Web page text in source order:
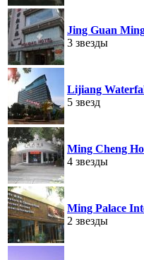
Jing Guan
3 звезды
Lijiang
5 звезд
Ming Cheng
4 звезды
Ming Palace
2 звезды